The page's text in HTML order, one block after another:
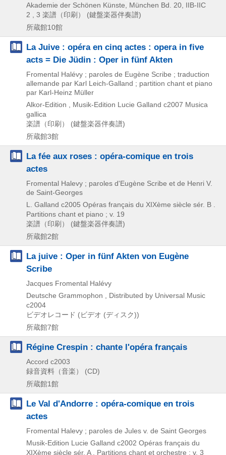
Akademie der Schönen Künste,
München Bd. 20, IIB-IIC
2 , 3 楽譜（印刷） (鍵盤楽器伴奏譜)
所蔵館10館
La Juive : opéra en cinq actes : opera in five
acts = Die Jüdin : Oper in fünf Akten
Fromental Halévy ; paroles de Eugène Scribe ; traduction
allemande par Karl Leich-Galland ; partition chant et piano
par Karl-Heinz Müller
Alkor-Edition , Musik-Edition Lucie Galland c2007 Musica
gallica
楽譜（印刷） (鍵盤楽器伴奏譜)
所蔵館3館
La fée aux roses : opéra-comique en trois
actes
Fromental Halevy ; paroles d'Eugène Scribe et de Henri V.
de Saint-Georges
L. Galland c2005 Opéras français du XIXème siècle sér. B .
Partitions chant et piano ; v. 19
楽譜（印刷） (鍵盤楽器伴奏譜)
所蔵館2館
La juive : Oper in fünf Akten von Eugène
Scribe
Jacques Fromental Halévy
Deutsche Grammophon , Distributed by Universal Music
c2004
ビデオレコード (ビデオ (ディスク))
所蔵館7館
Régine Crespin : chante l'opéra français
Accord c2003
録音資料（音楽） (CD)
所蔵館1館
Le Val d'Andorre : opéra-comique en trois
actes
Fromental Halevy ; paroles de Jules v. de Saint Georges
Musik-Edition Lucie Galland c2002 Opéras français du
XIXème siècle sér. A . Partitions chant et orchestre ; v. 3